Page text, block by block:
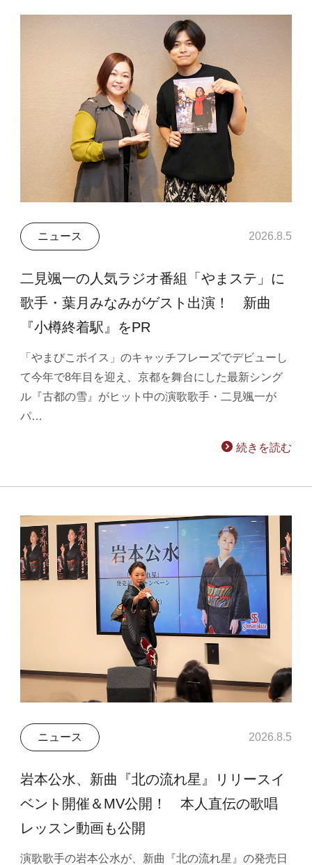
ニュース 2026.8.5
二見颯一の人気ラジオ番組「やまステ」に
歌手・葉月みなみがゲスト出演！ 新曲
『小樽終着駅』をPR
「やまびこボイス」のキャッチフレーズでデビューし
て今年で8年目を迎え、京都を舞台にした最新シング
ル『古都の雪』がヒット中の演歌歌手・二見颯一が
パ…
続きを読む
ニュース 2026.8.5
岩本公水、新曲『北の流れ星』リリースイ
ベント開催＆MV公開！ 本人直伝の歌唱
レッスン動画も公開
演歌歌手の岩本公水が、新曲『北の流れ星』の発売日